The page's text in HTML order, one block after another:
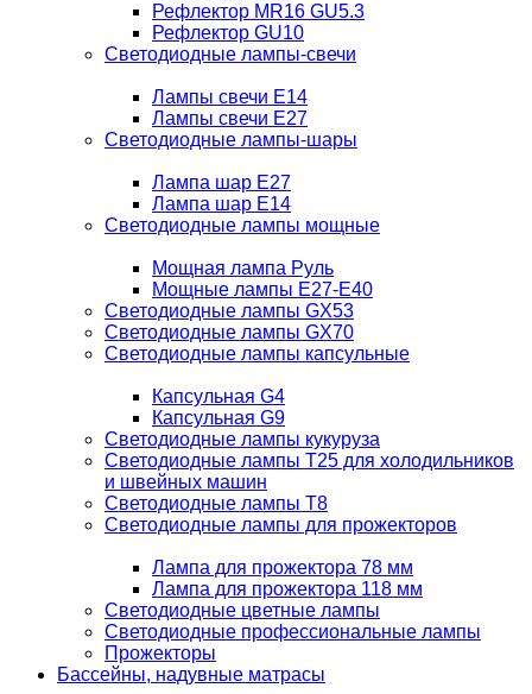
Рефлектор MR16 GU5.3
Рефлектор GU10
Светодиодные лампы-свечи
Лампы свечи Е14
Лампы свечи Е27
Светодиодные лампы-шары
Лампа шар E27
Лампа шар Е14
Светодиодные лампы мощные
Мощная лампа Руль
Мощные лампы E27-E40
Светодиодные лампы GX53
Светодиодные лампы GX70
Светодиодные лампы капсульные
Капсульная G4
Капсульная G9
Светодиодные лампы кукуруза
Светодиодные лампы T25 для холодильников
и швейных машин
Светодиодные лампы T8
Светодиодные лампы для прожекторов
Лампа для прожектора 78 мм
Лампа для прожектора 118 мм
Светодиодные цветные лампы
Светодиодные профессиональные лампы
Прожекторы
Бассейны, надувные матрасы